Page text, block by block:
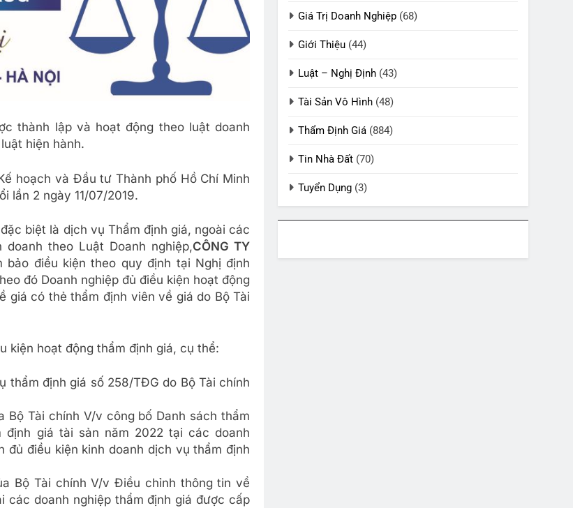
thành lập và hoạt động theo luật doanh
hiện hành.
hoạch và Đầu tư Thành phố Hồ Chí Minh
lần 2 ngày 11/07/2019.
biệt là dịch vụ Thẩm định giá, ngoài các
theo Luật Doanh nghiệp,CÔNG TY
bảo điều kiện theo quy định tại Nghị định
đó Doanh nghiệp đủ điều kiện hoạt động
giá có thẻ thẩm định viên về giá do Bộ Tài
kiện hoạt động thẩm định giá, cụ thể:
thẩm định giá số 258/TĐG do Bộ Tài chính
Bộ Tài chính V/v công bố Danh sách thẩm
giá tài sản năm 2022 tại các doanh
đủ điều kiện kinh doanh dịch vụ thẩm định
Bộ Tài chính V/v Điều chỉnh thông tin về
các doanh nghiệp thẩm định giá được cấp
Giá Trị Doanh Nghiệp (68)
Giới Thiệu (44)
Luật – Nghị Định (43)
Tài Sản Vô Hình (48)
Thẩm Định Giá (884)
Tin Nhà Đất (70)
Tuyển Dụng (3)